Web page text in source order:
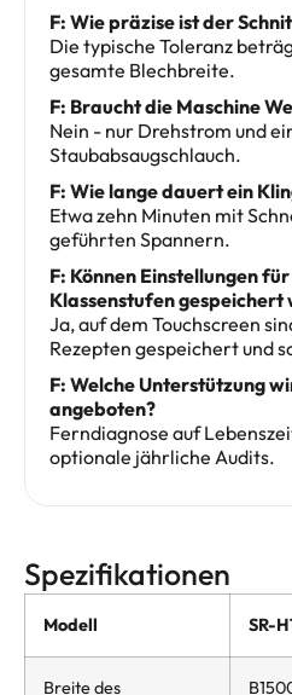
F: Wie präzise ist der
Die typische Toleranz
gesamte Blechbreite.
F: Braucht die Maschine
Nein - nur Drehstrom und
Staubabsaugschlauch.
F: Wie lange dauert ein
Etwa zehn Minuten mit
geführten Spannern.
F: Können Einstellungen
Klassenstufen gespeichert
Ja, auf dem Touchscreen
Rezepten gespeichert und
F: Welche Unterstützung
angeboten?
Ferndiagnose auf
optionale jährliche Audits.
Spezifikationen
Modell SR-
Breite des